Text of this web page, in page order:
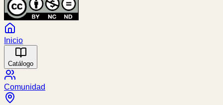
Inicio
Catálogo
Comunidad